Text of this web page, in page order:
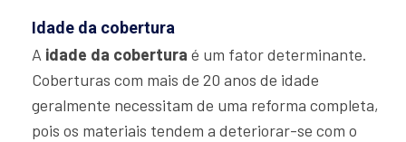
Idade da cobertura
A idade da cobertura é um fator determinante.
Coberturas com mais de 20 anos de idade
geralmente necessitam de uma reforma completa,
pois os materiais tendem a deteriorar-se com o